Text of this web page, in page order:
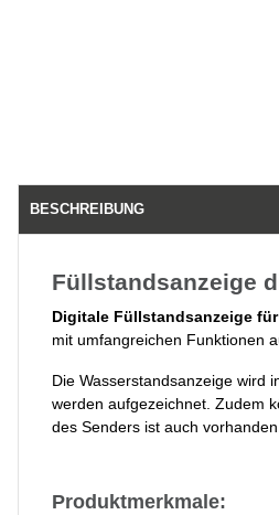
BESCHREIBUNG
Füllstandsanzeige
Digitale Füllstandsanzeige
mit umfangreichen Funktionen
Die Wasserstandsanzeige wird
werden aufgezeichnet. Zudem
des Senders ist auch
Produktmerkmale: